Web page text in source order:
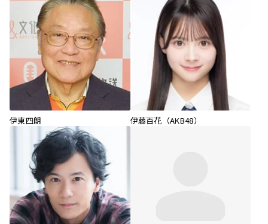
伊東四朗 伊藤百花（AKB48）